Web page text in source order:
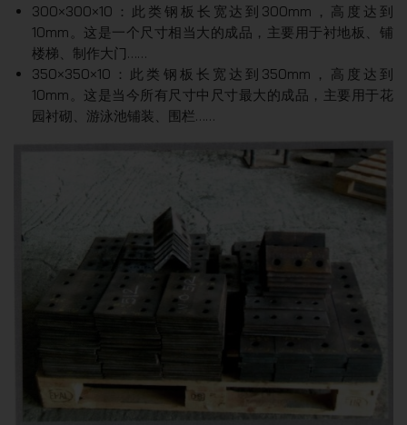
300×300×10：此类钢板长宽达到300mm，高度达到
10mm。这是一个尺寸相当大的成品，主要用于衬地板、铺
楼梯、制作大门……
350×350×10：此类钢板长宽达到350mm，高度达到
10mm。这是当今所有尺寸中尺寸最大的成品，主要用于花
园衬砌、游泳池铺装、围栏……